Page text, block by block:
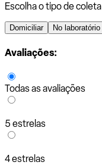
Escolha o tipo de coleta
Domiciliar No laboratório
Avaliações:
Todas as avaliações
5 estrelas
4 estrelas